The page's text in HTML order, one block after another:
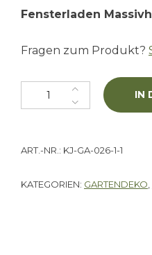
Fensterladen
Fragen zum Produkt?
Fensterladen
IN
ART.-NR.: KJ-GA-026-1-1
KATEGORIEN: GARTENDEKO,